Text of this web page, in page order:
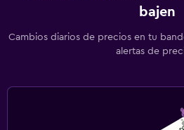
bajen
Cambios diarios de precios en tu
alertas de